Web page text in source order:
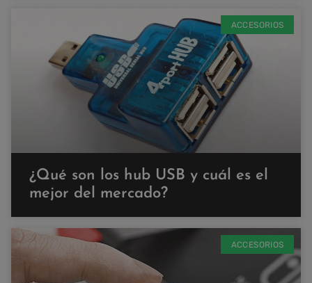
ACCESORIOS
¿Qué son los hub USB y cuál es el
mejor del mercado?
ACCESORIOS